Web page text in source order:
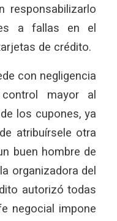
responsabilizarlo
a fallas en el
de crédito.
con negligencia
mayor al
los cupones, ya
atribuírsele otra
buen hombre de
organizadora del
autorizó todas
negocial impone